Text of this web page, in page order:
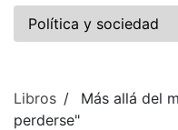
Política y sociedad
Libros
Más allá del
perderse"